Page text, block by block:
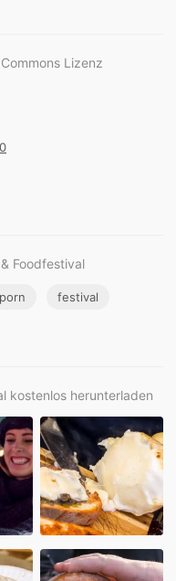
Lizenz
Foodfestival
festival
kostenlos herunterladen